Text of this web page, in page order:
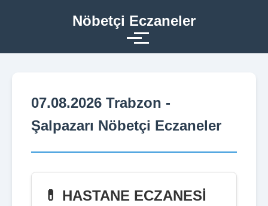
Nöbetçi Eczaneler
07.08.2026 Trabzon -
Şalpazarı Nöbetçi Eczaneler
💊 HASTANE ECZANESİ